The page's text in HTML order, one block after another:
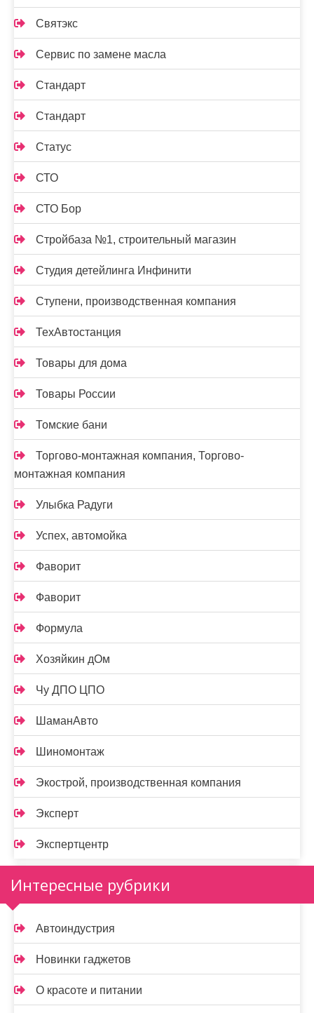
Святэкс
Сервис по замене масла
Стандарт
Стандарт
Статус
СТО
СТО Бор
Стройбаза №1, строительный магазин
Студия детейлинга Инфинити
Ступени, производственная компания
ТехАвтостанция
Товары для дома
Товары России
Томские бани
Торгово-монтажная компания, Торгово-
монтажная компания
Улыбка Радуги
Успех, автомойка
Фаворит
Фаворит
Формула
Хозяйкин дОм
Чу ДПО ЦПО
ШаманАвто
Шиномонтаж
Экострой, производственная компания
Эксперт
Экспертцентр
Интересные рубрики
Автоиндустрия
Новинки гаджетов
О красоте и питании